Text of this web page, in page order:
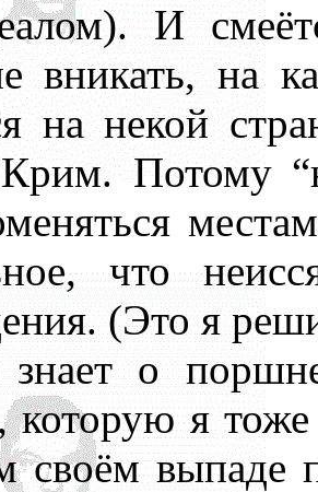
И
вникать, на
на некой
Потому
что
(Это я
о
которую я
своём выпаде